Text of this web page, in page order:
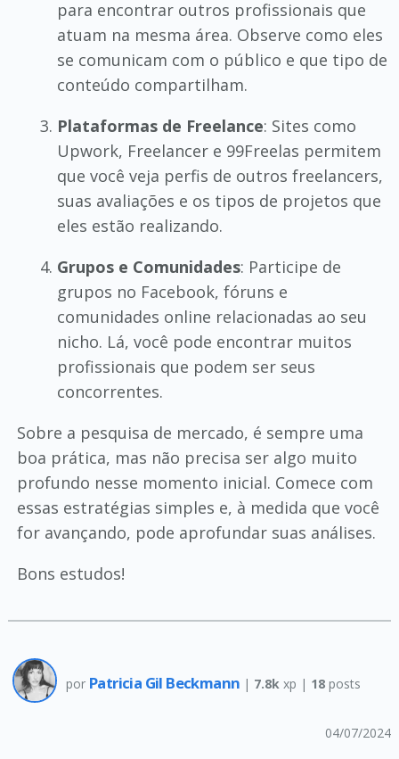
para encontrar outros profissionais que
atuam na mesma área. Observe como eles
se comunicam com o público e que tipo de
conteúdo compartilham.
Plataformas de Freelance: Sites como
Upwork, Freelancer e 99Freelas permitem
que você veja perfis de outros freelancers,
suas avaliações e os tipos de projetos que
eles estão realizando.
Grupos e Comunidades: Participe de
grupos no Facebook, fóruns e
comunidades online relacionadas ao seu
nicho. Lá, você pode encontrar muitos
profissionais que podem ser seus
concorrentes.
Sobre a pesquisa de mercado, é sempre uma
boa prática, mas não precisa ser algo muito
profundo nesse momento inicial. Comece com
essas estratégias simples e, à medida que você
for avançando, pode aprofundar suas análises.
Bons estudos!
por Patricia Gil Beckmann | 7.8k xp | 18posts
04/07/2024